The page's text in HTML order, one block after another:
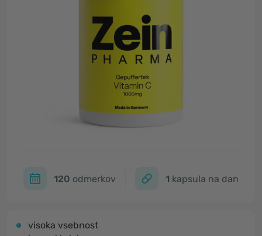
120 odmerkov 1 kapsula na dan
visoka vsebnost